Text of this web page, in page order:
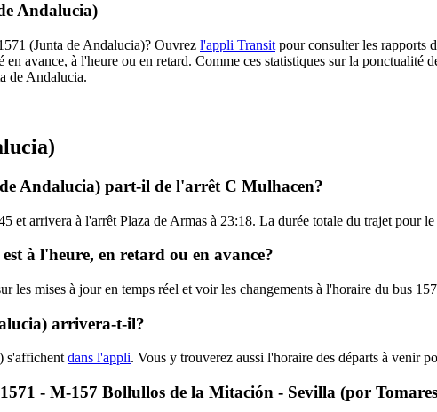
Andalucia)
(Junta de Andalucia)? Ouvrez l'appli Transit pour consulter les rapports
avance, à l'heure ou en retard. Comme ces statistiques sur la ponctualité
de Andalucia.
Andalucia) part-il de l'arrêt C Mulhacen?
et arrivera à l'arrêt Plaza de Armas à 23:18. La durée totale du trajet pour
à l'heure, en retard ou en avance?
les mises à jour en temps réel et voir les changements à l'horaire du bus
arrivera-t-il?
s'affichent dans l'appli. Vous y trouverez aussi l'horaire des départs à venir
- M-157 Bollullos de la Mitación - Sevilla (por